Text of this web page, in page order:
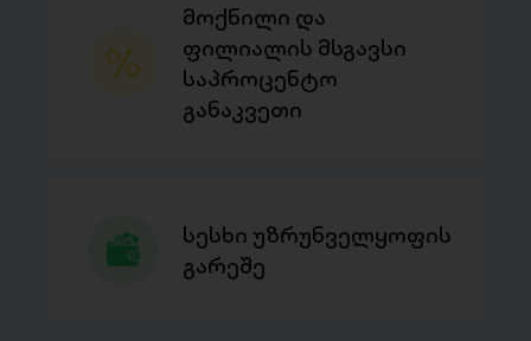
მოქნილი და
ფილიალის მსგავსი
საპროცენტო
განაკვეთი
სესხი უზრუნველყოფის
გარეშე